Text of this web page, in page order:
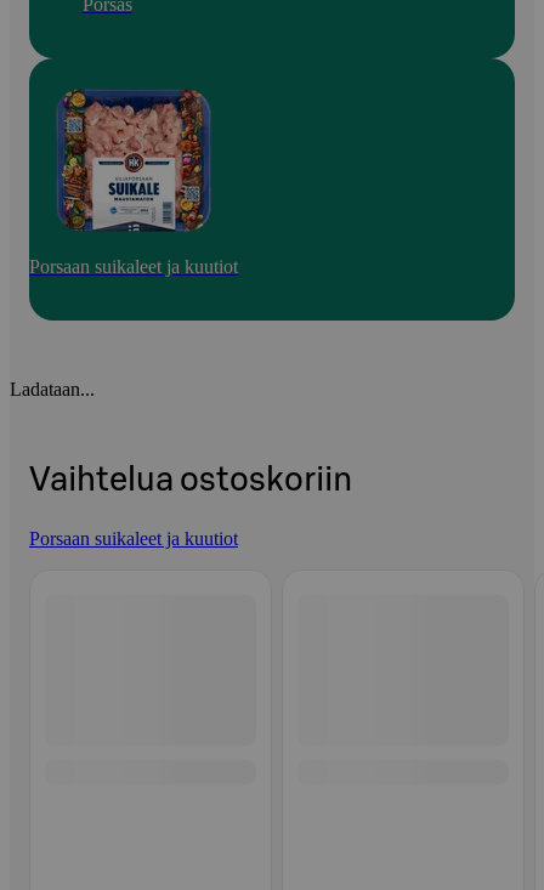
Porsaan suikaleet ja kuutiot
Ladataan...
Vaihtelua ostoskoriin
Porsaan suikaleet ja kuutiot